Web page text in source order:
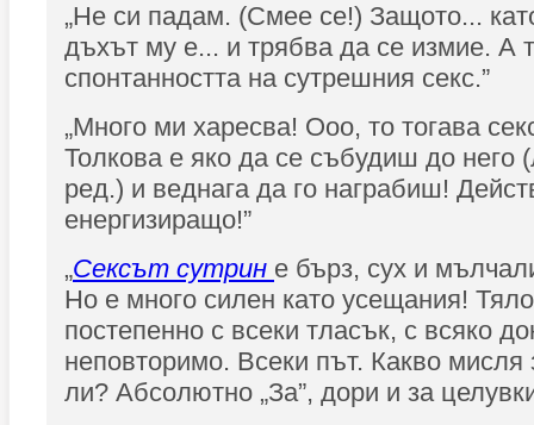
„Не си падам. (Смее се!) Защото...
дъхът му е... и трябва да се измие. А
спонтанността на сутрешния секс.”
„Много ми харесва! Ооо, то тогава
Толкова е яко да се събудиш до него
ред.) и веднага да го награбиш!
енергизиращо!”
„Сексът сутрин е бърз, сух и
Но е много силен като усещания!
постепенно с всеки тласък, с всяко
неповторимо. Всеки път. Какво мисля
ли? Абсолютно „За”, дори и за